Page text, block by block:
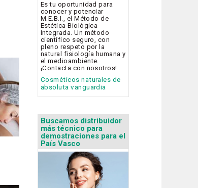
Es tu oportunidad para
conocer y potenciar
M.E.B.I., el Método de
Estética Biológica
Integrada. Un método
científico seguro, con
pleno respeto por la
natural fisiología humana y
el medioambiente.
¡Contacta con nosotros!
Cosméticos naturales de
absoluta vanguardia
Buscamos distribuidor
más técnico para
demostraciones para el
País Vasco